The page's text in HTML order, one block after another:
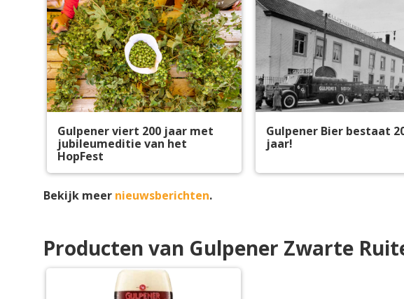
Gulpener viert 200 jaar met
jubileumeditie van het
HopFest
Gulpener Bier bestaat
jaar!
Bekijk meer nieuwsberichten.
Producten van Gulpener Zwarte